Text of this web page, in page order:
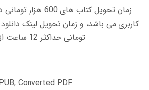
زمان تحویل کتاب های
تومانی حداکثر 12 ساعت از طریق پیامک/ایمیل
Converted PDF